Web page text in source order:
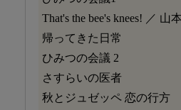
That's the bee's knees! ／ 山
帰ってきた日常
ひみつの会議 2
さすらいの医者
秋とジュゼッペ 恋の行方